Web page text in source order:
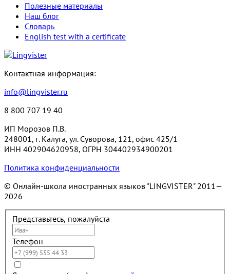
Полезные материалы
Наш блог
Словарь
English test with a certificate
Контактная информация:
info@lingvister.ru
8 800 707 19 40
ИП Морозов П.В.
248001, г. Калуга, ул. Суворова, 121, офис 425/1
ИНН 402904620958, ОГРН 304402934900201
Политика конфиденциальности
© Онлайн-школа иностранных языков "LINGVISTER" 2011—
2026
Представьтесь, пожалуйста
Телефон